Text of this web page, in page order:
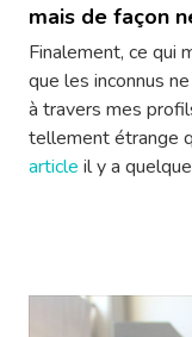
mais de façon
Finalement, ce qui
que les inconnus
à travers mes
tellement étrange
article il y a